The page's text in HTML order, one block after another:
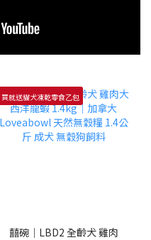
買就送貓犬凍乾零食乙包
囍碗｜LBD2 全齡犬 雞肉